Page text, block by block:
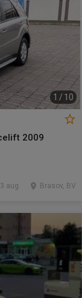
1 / 10
2009
Brasov, BV
3 aug.